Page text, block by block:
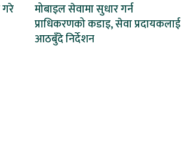
मोबाइल सेवामा सुधार गर्न
प्राधिकरणको कडाइ, सेवा प्रदायकलाई
आठबुँदे निर्देशन